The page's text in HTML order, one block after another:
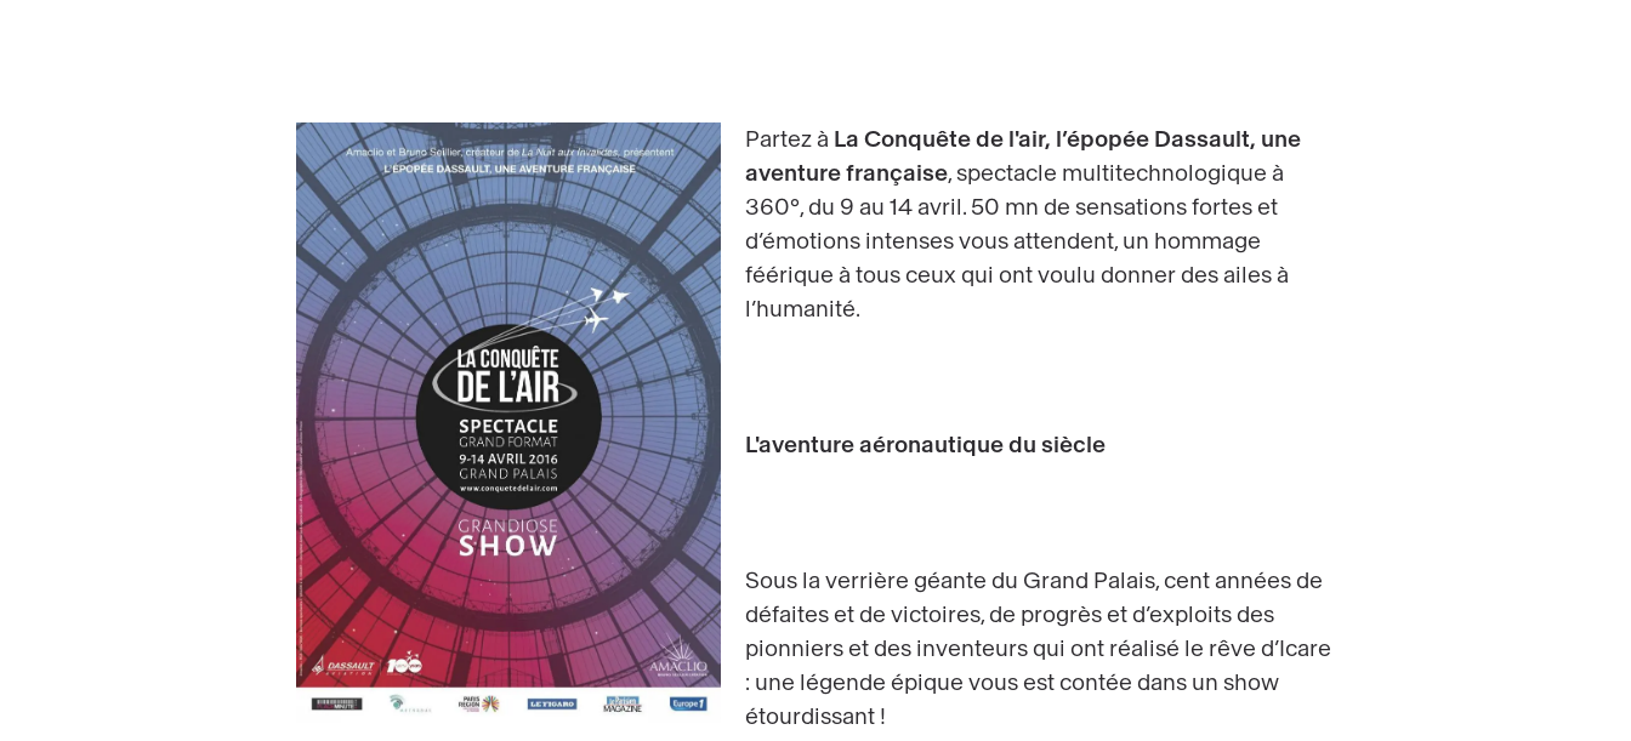
Partez à La Conquête de l'air, l’épopée Dassault, une
aventure française, spectacle multitechnologique à
360°, du 9 au 14 avril. 50 mn de sensations fortes et
d’émotions intenses vous attendent, un hommage
féérique à tous ceux qui ont voulu donner des ailes à
l’humanité.
L'aventure aéronautique du siècle
Sous la verrière géante du Grand Palais, cent années de
défaites et de victoires, de progrès et d’exploits des
pionniers et des inventeurs qui ont réalisé le rêve d’Icare
: une légende épique vous est contée dans un show
étourdissant !